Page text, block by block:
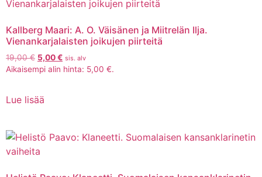
Kallberg Maari: A. O. Väisänen ja Miitrelän Ilja.
Vienankarjalaisten joikujen piirteitä
19,00€ 5,00€ sis. alv
Aikaisempi alin hinta: 5,00 €.
Lue lisää